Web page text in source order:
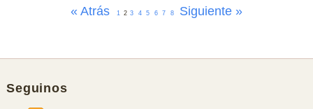
« Atrás 1 2 3 4 5 6 7 8 Siguiente »
Seguinos